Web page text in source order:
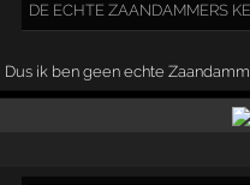
DE ECHTE ZAANDAMMERS
Dus ik ben geen echte